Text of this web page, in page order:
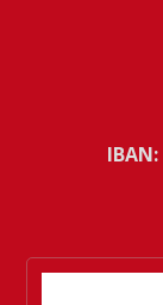
IBAN: